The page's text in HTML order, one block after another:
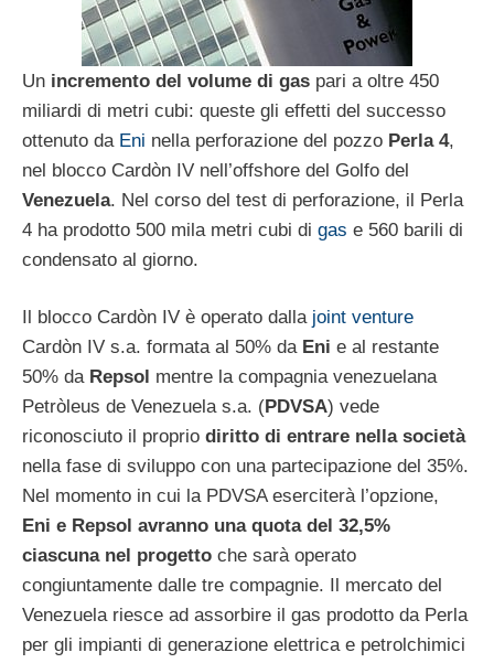
Un incremento del volume di gas pari a oltre 450
miliardi di metri cubi: queste gli effetti del successo
ottenuto da Eni nella perforazione del pozzo Perla 4,
nel blocco Cardòn IV nell’offshore del Golfo del
Venezuela. Nel corso del test di perforazione, il Perla
4 ha prodotto 500 mila metri cubi di gas e 560 barili di
condensato al giorno.
Il blocco Cardòn IV è operato dallajoint venture
Cardòn IV s.a. formata al 50% da Eni e al restante
50% da Repsol mentre la compagnia venezuelana
Petròleus de Venezuela s.a. (PDVSA) vede
riconosciuto il proprio diritto di entrare nella società
nella fase di sviluppo con una partecipazione del 35%.
Nel momento in cui la PDVSA eserciterà l’opzione,
Eni e Repsol avranno una quota del 32,5%
ciascuna nel progetto che sarà operato
congiuntamente dalle tre compagnie. Il mercato del
Venezuela riesce ad assorbire il gas prodotto da Perla
per gli impianti di generazione elettrica e petrolchimici